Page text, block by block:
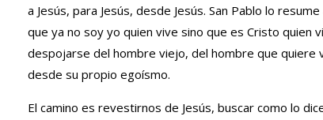
a Jesús, para Jesús, desde Jesús. San Pablo lo
que ya no soy yo quien vive sino que es Cristo quien
despojarse del hombre viejo, del hombre que quiere
desde su propio egoísmo.
El camino es revestirnos de Jesús, buscar como lo